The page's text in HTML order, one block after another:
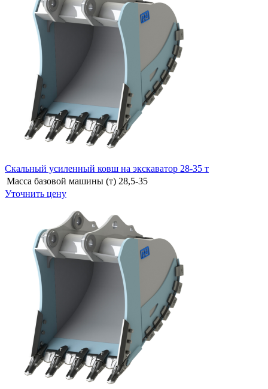
Скальный усиленный ковш на экскаватор 28-35 т
Масса базовой машины (т) 28,5-35
Уточнить цену